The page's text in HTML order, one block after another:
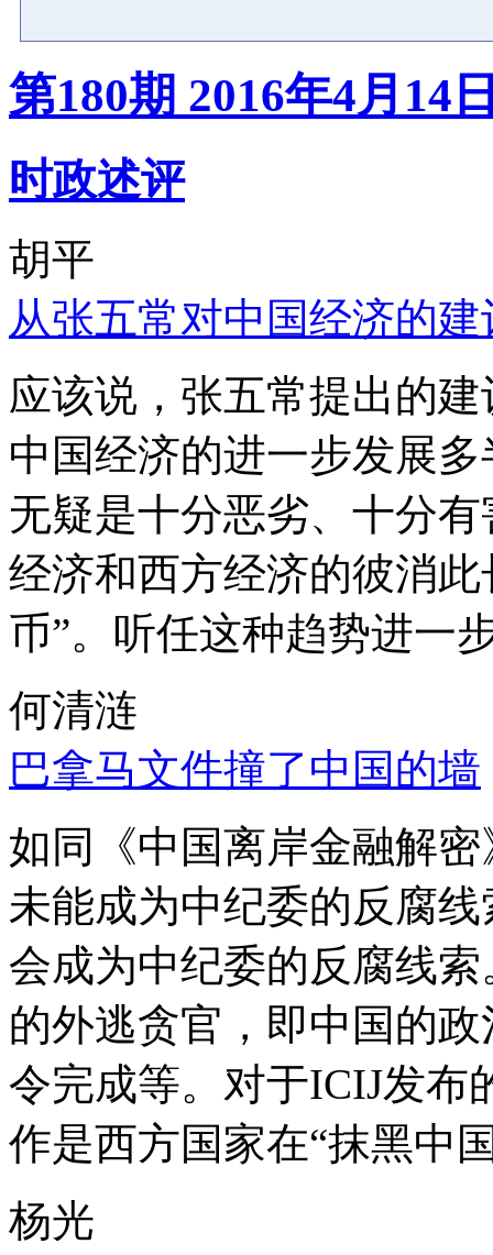
第180期 2016年4月14
时政述评
胡平
从张五常对中国经济的
应该说，张五常提出的
中国经济的进一步发展
无疑是十分恶劣、十分
经济和西方经济的彼消
币”。听任这种趋势进一
何清涟
巴拿马文件撞了中国的墙
如同《中国离岸金融解
未能成为中纪委的反腐
会成为中纪委的反腐线
的外逃贪官，即中国的
令完成等。对于ICIJ发布
作是西方国家在“抹黑中
杨光